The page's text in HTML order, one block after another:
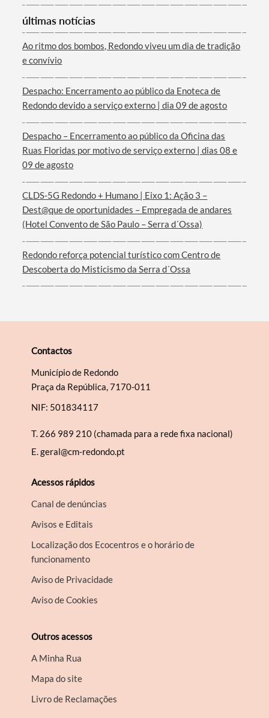
últimas notícias
Ao ritmo dos bombos, Redondo viveu um dia de tradição
e convívio
Despacho: Encerramento ao público da Enoteca de
Redondo devido a serviço externo | dia 09 de agosto
Despacho – Encerramento ao público da Oficina das
Ruas Floridas por motivo de serviço externo | dias 08 e
09 de agosto
CLDS-5G Redondo + Humano | Eixo 1: Ação 3 –
Dest@que de oportunidades – Empregada de andares
(Hotel Convento de São Paulo – Serra d´Ossa)
Redondo reforça potencial turístico com Centro de
Descoberta do Misticismo da Serra d´Ossa
Contactos
Município de Redondo
Praça da República, 7170-011
NIF: 501834117
T. 266 989 210 (chamada para a rede fixa nacional)
E.geral@cm-redondo.pt
Acessos rápidos
Canal de denúncias
Avisos e Editais
Localização dos Ecocentros e o horário de
funcionamento
Aviso de Privacidade
Aviso de Cookies
Outros acessos
A Minha Rua
Mapa do site
Livro de Reclamações